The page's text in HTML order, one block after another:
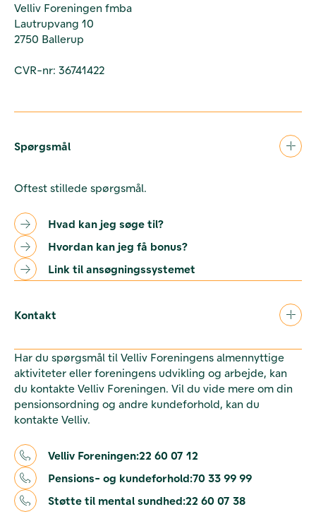
Velliv Foreningen fmba
Lautrupvang 10
2750 Ballerup
CVR-nr: 36741422
Spørgsmål
Oftest stillede spørgsmål.
Hvad kan jeg søge til?
Hvordan kan jeg få bonus?
Link til ansøgningssystemet
Kontakt
Har du spørgsmål til Velliv Foreningens almennyttige
aktiviteter eller foreningens udvikling og arbejde, kan
du kontakte Velliv Foreningen. Vil du vide mere om din
pensionsordning og andre kundeforhold, kan du
kontakte Velliv.
Velliv Foreningen:22 60 07 12
Pensions- og kundeforhold:70 33 99 99
Støtte til mental sundhed:22 60 07 38